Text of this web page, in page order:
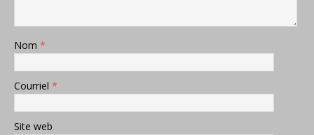
Nom *
Courriel *
Site web